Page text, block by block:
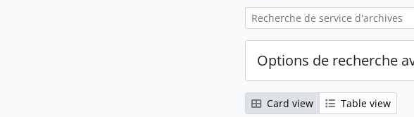
Options de recherche
Card view Table view